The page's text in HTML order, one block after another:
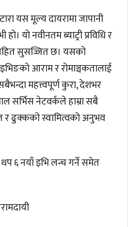
यस मूल्य दायरामा जापानी
यो नवीनतम ब्याट्री प्रविधि र
सुसज्जित छ। यसको
आराम र रोमाञ्चकतालाई
महत्त्वपूर्ण कुरा, देशभर
नेटवर्कले हाम्रा सबै
र ढुक्कको स्वामित्वको अनुभव
६ नयाँ इभि लन्च गर्ने समेत